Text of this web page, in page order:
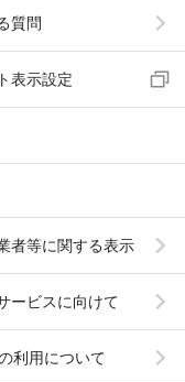
質問
表示設定
者等に関する表示
ービスに向けて
利用について